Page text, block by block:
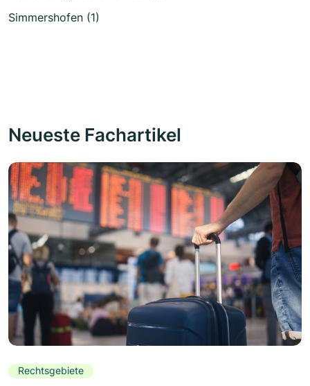
Simmershofen (1)
Neueste Fachartikel
Rechtsgebiete